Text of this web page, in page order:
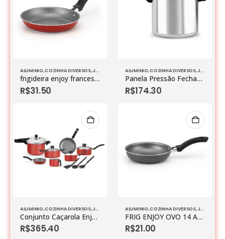
ALUMINIO,COZINHA DIVERSOS,JOGO DE PANELAS
frigideira enjoy francesa 22 anti aderente vermelho
R$31.50
ALUMINIO,COZINHA DIVERSOS,JOGO DE PANELAS
Panela Pressão Fechamento Interno Vitoria 10,0l Polido
R$174.30
ALUMINIO,COZINHA DIVERSOS,JOGO DE PANELAS
Conjunto Caçarola Enjoy 10 Pcs Com Panela Pressão Fechamento Externo E Acessorios Vermelho
R$365.40
ALUMINIO,COZINHA DIVERSOS,JOGO DE PANELAS
FRIG ENJOY OVO 14 AA CINZA
R$21.00